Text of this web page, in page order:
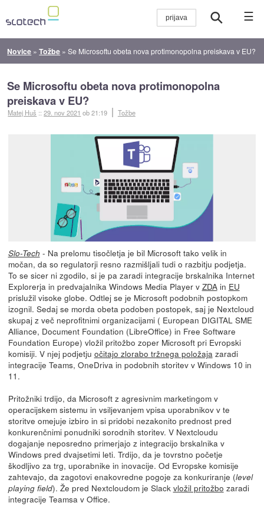
☰
Novice »Tožbe »Se Microsoftu obeta nova protimonopolna preiskava v EU?
Se Microsoftu obeta nova protimonopolna
preiskava v EU?
Matej Huš ::29. nov 2021 ob 21:19 Tožbe
Slo-Tech - Na prelomu tisočletja je bil Microsoft tako velik in
močan, da so regulatorji resno razmišljali tudi o razbitju podjetja.
To se sicer ni zgodilo, si je pa zaradi integracije brskalnika Internet
Explorerja in predvajalnika Windows Media Player v ZDAin EU
prislužil visoke globe. Odtlej se je Microsoft podobnih postopkom
izognil. Sedaj se morda obeta podoben postopek, saj je Nextcloud
skupaj z več neprofitnimi organizacijami ( European DIGITAL SME
Alliance, Document Foundation (LibreOffice) in Free Software
Foundation Europe) vložil pritožbo zoper Microsoft pri Evropski
komisiji. V njej podjetju očitajo zlorabo tržnega položajazaradi
integracije Teams, OneDriva in podobnih storitev v Windows 10 in
11.
Pritožniki trdijo, da Microsoft z agresivnim marketingom v
operacijskem sistemu in vsiljevanjem vpisa uporabnikov v te
storitve omejuje izbiro in si pridobi nezakonito prednost pred
konkurenčnimi ponudniki sorodnih storitev. V Nextcloudu
dogajanje neposredno primerjajo z integracijo brskalnika v
Windows pred dvajsetimi leti. Trdijo, da je tovrstno početje
škodljivo za trg, uporabnike in inovacije. Od Evropske komisije
zahtevajo, da zagotovi enakovredne pogoje za konkuriranje (level
playing field). Že pred Nextcloudom je Slack vložil pritožbo zaradi
integracije Teamsa v Office.